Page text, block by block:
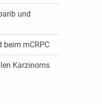
und
mCRPC
Karzinoms